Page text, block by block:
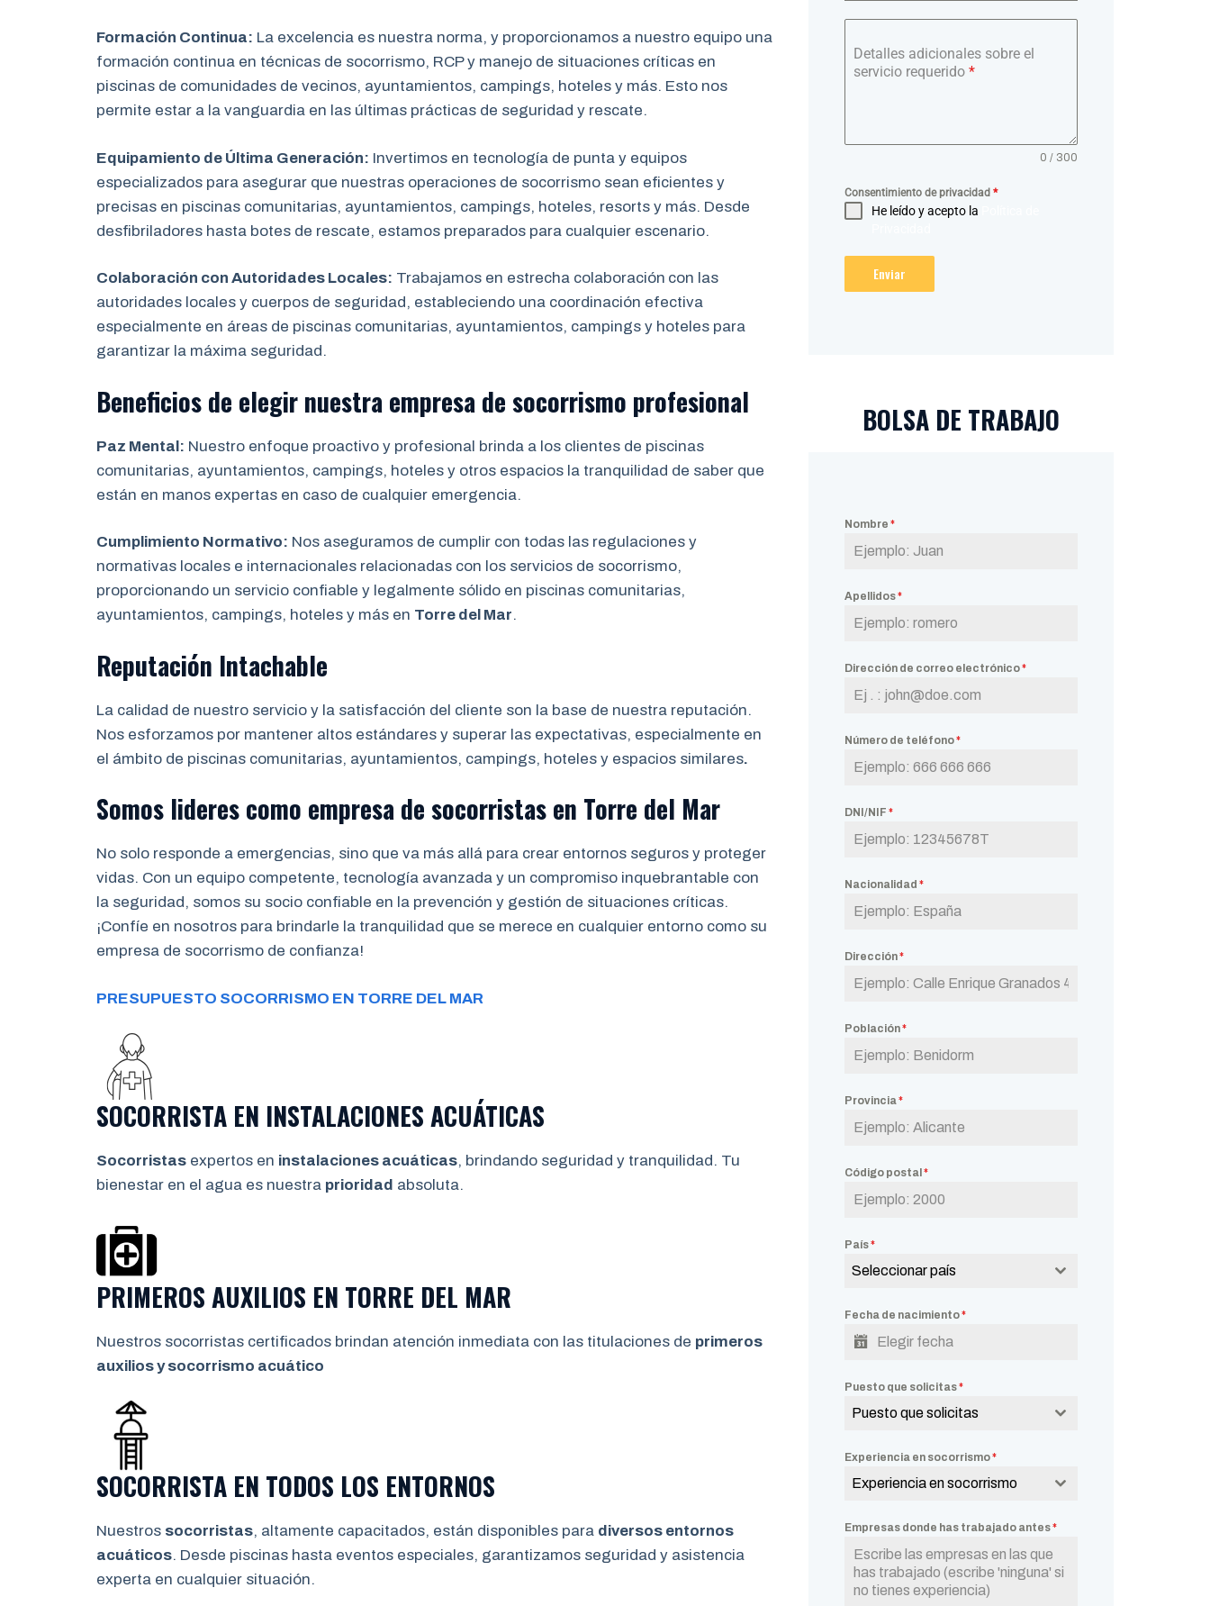
Formación Continua: La excelencia es nuestra norma, y proporcionamos a nuestro equipo una
formación continua en técnicas de socorrismo, RCP y manejo de situaciones críticas en
piscinas de comunidades de vecinos, ayuntamientos, campings, hoteles y más. Esto nos
permite estar a la vanguardia en las últimas prácticas de seguridad y rescate.
Equipamiento de Última Generación: Invertimos en tecnología de punta y equipos
especializados para asegurar que nuestras operaciones de socorrismo sean eficientes y
precisas en piscinas comunitarias, ayuntamientos, campings, hoteles, resorts y más. Desde
desfibriladores hasta botes de rescate, estamos preparados para cualquier escenario.
Colaboración con Autoridades Locales: Trabajamos en estrecha colaboración con las
autoridades locales y cuerpos de seguridad, estableciendo una coordinación efectiva
especialmente en áreas de piscinas comunitarias, ayuntamientos, campings y hoteles para
garantizar la máxima seguridad.
Beneficios de elegir nuestra empresa de socorrismo profesional
Paz Mental: Nuestro enfoque proactivo y profesional brinda a los clientes de piscinas
comunitarias, ayuntamientos, campings, hoteles y otros espacios la tranquilidad de saber que
están en manos expertas en caso de cualquier emergencia.
Cumplimiento Normativo: Nos aseguramos de cumplir con todas las regulaciones y
normativas locales e internacionales relacionadas con los servicios de socorrismo,
proporcionando un servicio confiable y legalmente sólido en piscinas comunitarias,
ayuntamientos, campings, hoteles y más en Torre del Mar.
Reputación Intachable
La calidad de nuestro servicio y la satisfacción del cliente son la base de nuestra reputación.
Nos esforzamos por mantener altos estándares y superar las expectativas, especialmente en
el ámbito de piscinas comunitarias, ayuntamientos, campings, hoteles y espacios similares.
Somos lideres como empresa de socorristasen Torre del Mar
No solo responde a emergencias, sino que va más allá para crear entornos seguros y proteger
vidas. Con un equipo competente, tecnología avanzada y un compromiso inquebrantable con
la seguridad, somos su socio confiable en la prevención y gestión de situaciones críticas.
¡Confíe en nosotros para brindarle la tranquilidad que se merece en cualquier entorno como su
empresa de socorrismo de confianza!
PRESUPUESTO SOCORRISMO EN TORRE DEL MAR
SOCORRISTA EN INSTALACIONES ACUÁTICAS
Socorristas expertos en instalaciones acuáticas, brindando seguridad y tranquilidad. Tu
bienestar en el agua es nuestra prioridad absoluta.
PRIMEROS AUXILIOS EN TORRE DEL MAR
Nuestros socorristas certificados brindan atención inmediata con las titulaciones de primeros
auxilios y socorrismo acuático
SOCORRISTA EN TODOS LOS ENTORNOS
Nuestros socorristas, altamente capacitados, están disponibles para diversos entornos
acuáticos. Desde piscinas hasta eventos especiales, garantizamos seguridad y asistencia
experta en cualquier situación.
Detalles adicionales sobre el
servicio requerido *
0 / 300
Consentimiento de privacidad *
He leído y acepto la
Enviar
BOLSA DE TRABAJO
Nombre *
Apellidos*
Dirección de correo electrónico*
Número de teléfono*
DNI/NIF *
Nacionalidad *
Dirección*
Población*
Provincia*
Código postal *
País*
Seleccionar país
Fecha de nacimiento*
Puesto que solicitas*
Puesto que solicitas
Experiencia en socorrismo*
Experiencia en socorrismo
Empresas donde has trabajado antes*